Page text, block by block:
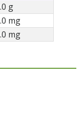
g
mg
mg